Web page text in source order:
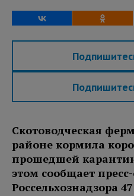
Скотоводческая
районе кормила
прошедшей
этом сообщает
Россельхознадзора